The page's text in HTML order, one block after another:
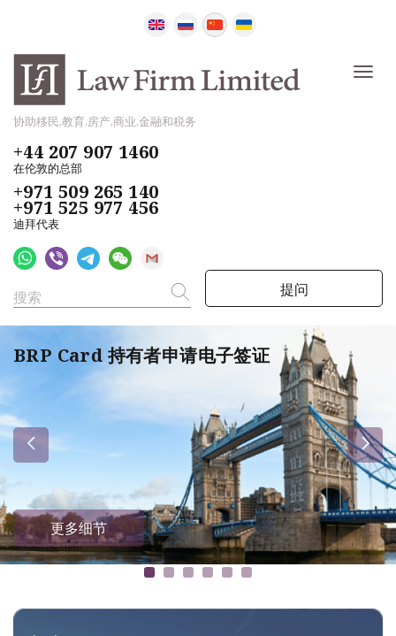
协助移民,教育,房产,商业,金融和税务
+44 207 907 1460
在伦敦的总部
+971 509 265 140
+971 525 977 456
迪拜代表
提问
BRP Card 持有者申请电子签证
更多细节